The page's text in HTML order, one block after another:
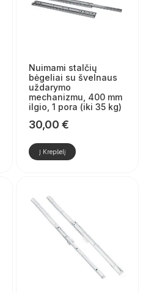
Nuimami stalčių
bėgeliai su švelnaus
uždarymo
mechanizmu, 400 mm
ilgio, 1 pora (iki 35 kg)
30,00 €
Į Krepšelį